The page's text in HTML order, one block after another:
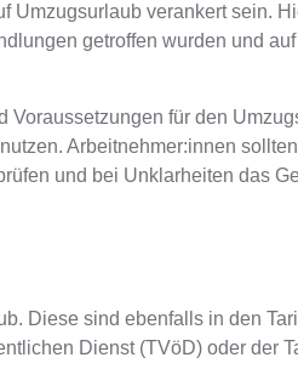
Umzugsurlaub verankert sein.
getroffen wurden und
für den
Arbeitnehmer:innen
und bei Unklarheiten das
. Diese sind ebenfalls in den
Dienst (TVöD) oder der